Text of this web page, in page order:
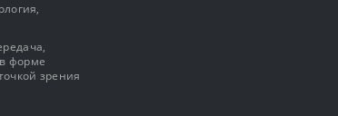
форме
зрения